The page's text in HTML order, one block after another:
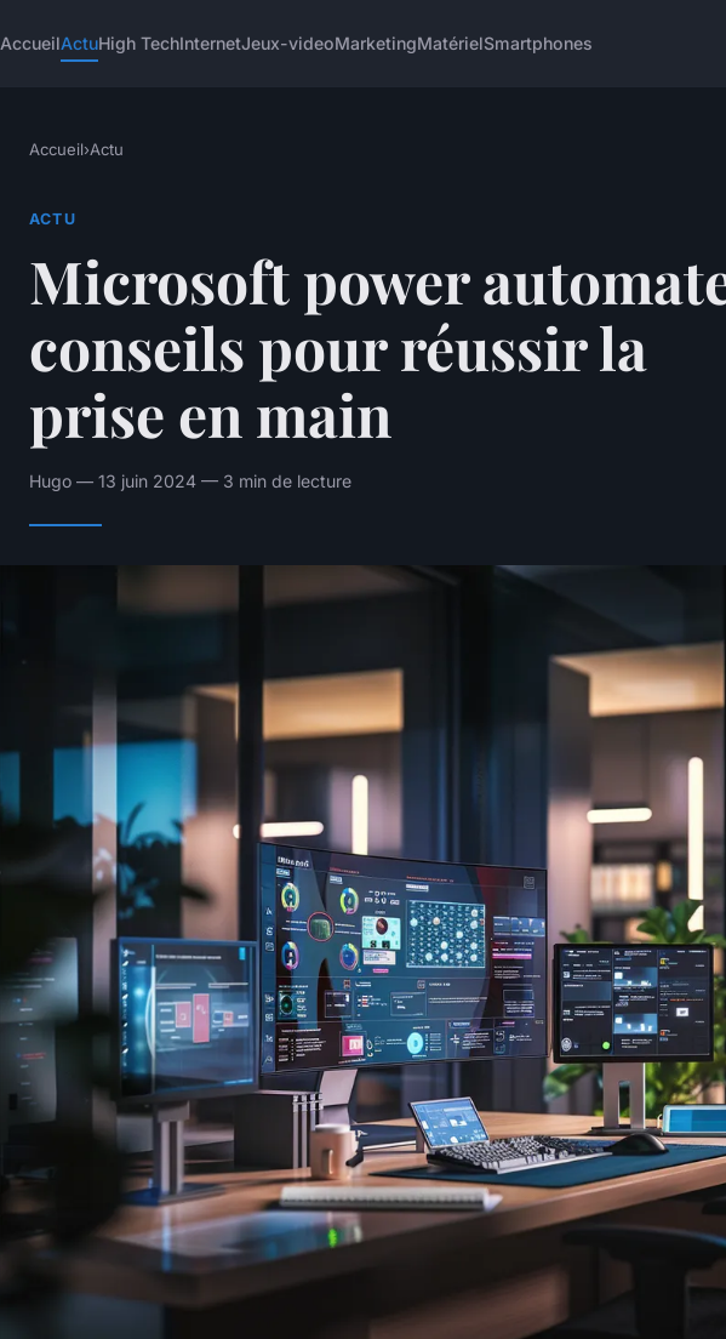
AccueilActuHigh TechInternetJeux-videoMarketingMatérielSmartphones
Accueil›Actu
ACTU
Microsoft power
conseils pour réussir la
prise en main
Hugo — 13 juin 2024 — 3 min de lecture